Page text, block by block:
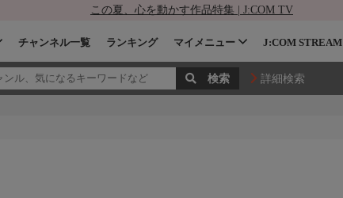
この夏、心を動かす作品特集 | J:COM TV
チャンネル一覧 ランキング マイメニュー J:COM STREAM
詳細検索